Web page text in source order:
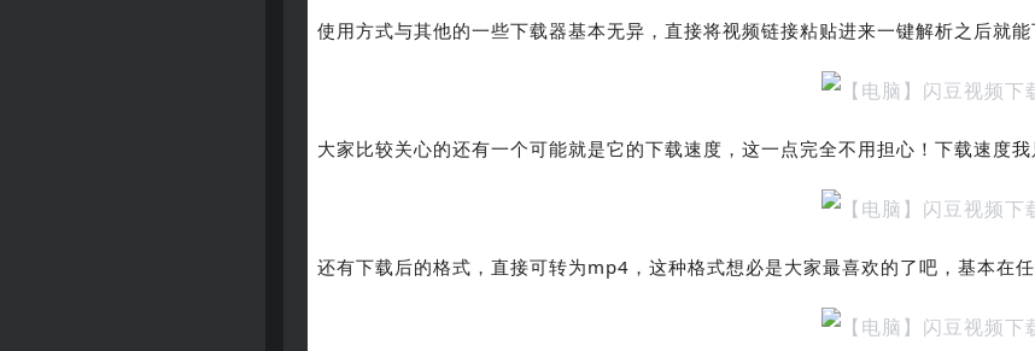
使用方式与其他的一些下载器基本无异，直接将视频链接粘贴进来一键解析之后就
大家比较关心的还有一个可能就是它的下载速度，这一点完全不用担心！下载速度
还有下载后的格式，直接可转为mp4，这种格式想必是大家最喜欢的了吧，基本在